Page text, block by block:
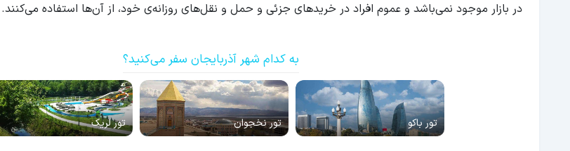
در بازار موجود نمی‌باشد و عموم افراد در خریدهای جزئی و حمل و نقل‌های روزانه‌ی خود، از آن‌ها استفاده می‌کنند.
به کدام شهر آذربایجان سفر می‌کنید؟
تور باکو تور نخجوان تور لریک